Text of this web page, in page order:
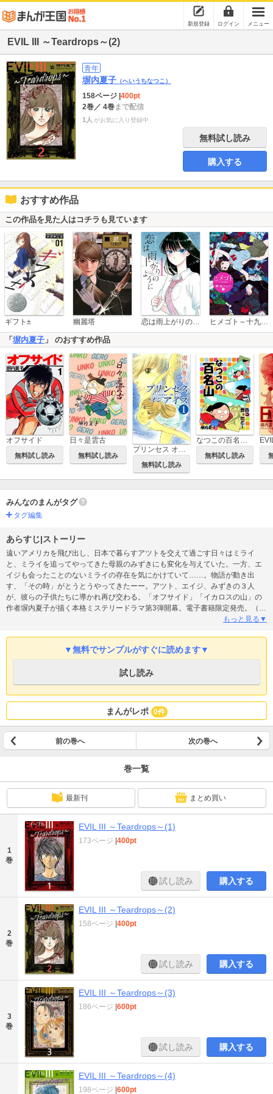
新規登録 ログイン メニュー
EVIL III ～Teardrops～(2)
青年
塀内夏子 （へいうちなつこ）
158ページ 400pt
2巻／ 4巻まで配信
1人 がお気に入り登録中
無料試し読み
購入する
おすすめ作品
この作品を見た人はコチラも見ています
ギフト± 幽麗塔 恋は雨上がりのように ヒメゴト～十九歳の制服～
「 塀内夏子 」 のおすすめ作品
オフサイド
無料試し読み
日々是雲古
無料試し読み
プリンセス オン アイス
無料試し読み
なつこの百名山 百コ登ったどー
無料試し読み
みんなのまんがタグ
タグ編集
あらすじ|ストーリー
遠いアメリカを飛び出し、日本で暮らすアツトを交えて過ごす日々はミライ
と、ミライを追ってやってきた母親のみずきにも変化を与えていた。一方、エ
イジも会ったことのないミライの存在を気にかけていて……。物語が動き出
す、「その時」がとうとうやってきたーー。アツト、エイジ、みずきの３人
が、彼らの子供たちに導かれ再び交わる。「オフサイド」「イカロスの山」の
作者塀内夏子が描く本格ミステリードラマ第3弾開幕。電子書籍限定発売。（※
こちらの商品は「EVIL ～光と影のタペストリー～」「EVIL II ～メビウスの扉
もっと見る▼
▼無料でサンプルがすぐに読めます▼
試し読み
まんがレポ 0件
前の巻へ 次の巻へ
巻一覧
最新刊 まとめ買い
1
巻
EVIL III ～Teardrops～(1)
173ページ 400pt
試し読み 購入する
2
巻
EVIL III ～Teardrops～(2)
158ページ 400pt
試し読み 購入する
3
巻
EVIL III ～Teardrops～(3)
186ページ 600pt
試し読み 購入する
EVIL III ～Teardrops～(4)
198ページ 600pt